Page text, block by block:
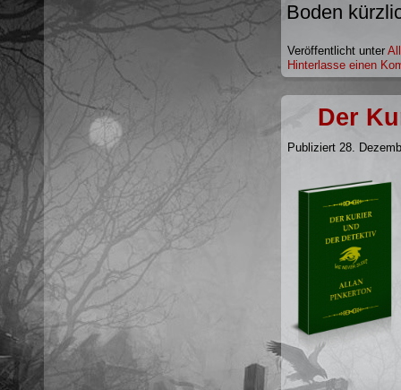
Boden
Veröffentlicht unter
Hinterlasse einen
Der
Publiziert 28.